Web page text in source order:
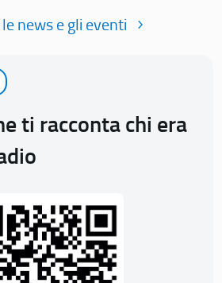
news e gli eventi
ti racconta chi era